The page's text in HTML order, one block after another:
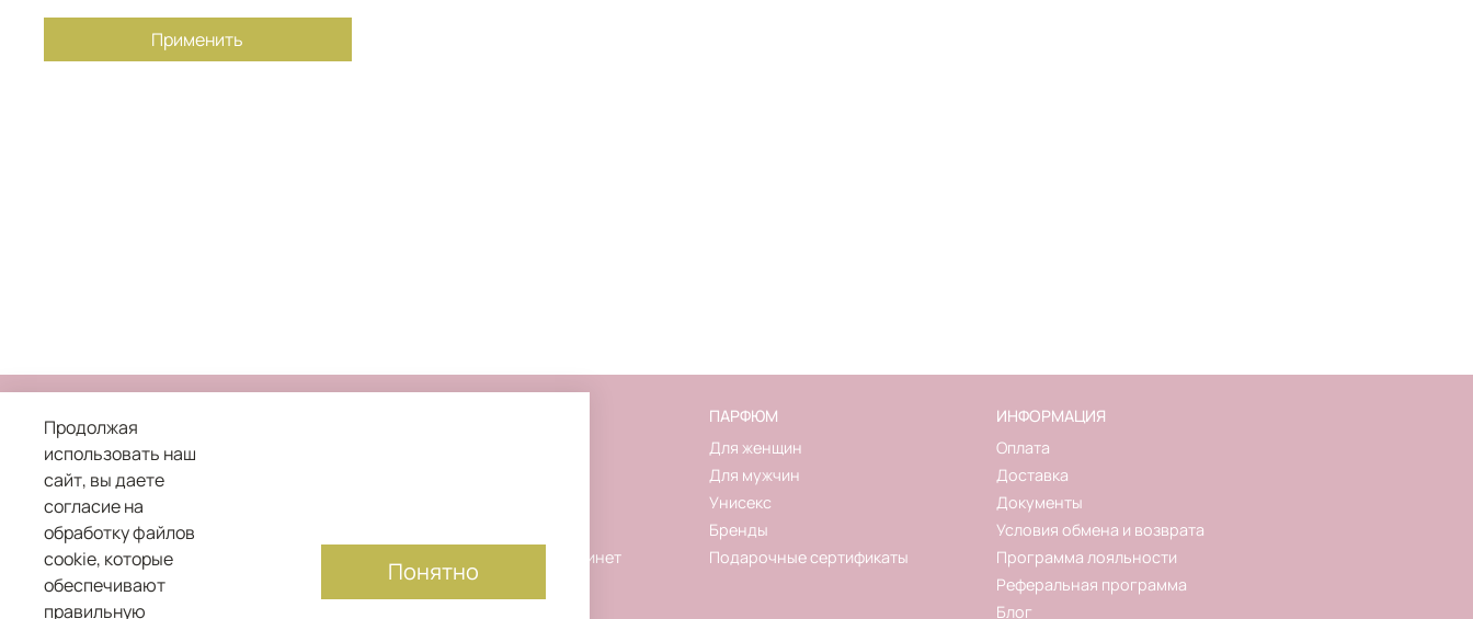
Применить
Личный кабинет
ПАРФЮМ
Для женщин
Для мужчин
Унисекс
Бренды
Подарочные сертификаты
ИНФОРМАЦИЯ
Оплата
Доставка
Документы
Условия обмена и возврата
Программа лояльности
Реферальная программа
Блог
8 800 101 04 05
служба заботы о клиентах
Продолжая
использовать наш
сайт, вы даете
согласие на
обработку файлов
cookie, которые
обеспечивают
правильную
Понятно